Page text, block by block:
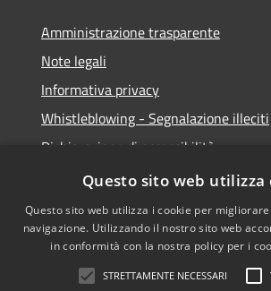
Amministrazione trasparente
Note legali
Informativa privacy
Whistleblowing - Segnalazione illeciti
Dichiarazione di accessibilità
Obiettivi di acessibilità
Questo sito web utilizza
Questo sito web utilizza i cookie per
navigazione. Utilizzando il nostro sito web
in conformità con la nostra policy per i
STRETTAMENTE NECESSARI